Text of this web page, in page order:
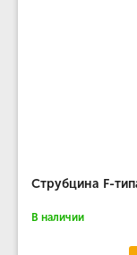
Струбцина F-
В наличии